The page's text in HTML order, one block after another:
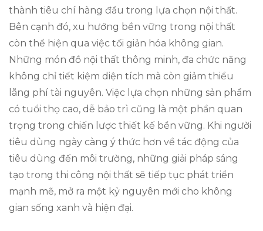
thành tiêu chí hàng đầu trong lựa chọn nội thất.
Bên cạnh đó, xu hướng bền vững trong nội thất
còn thể hiện qua việc tối giản hóa không gian.
Những món đồ nội thất thông minh, đa chức năng
không chỉ tiết kiệm diện tích mà còn giảm thiểu
lãng phí tài nguyên. Việc lựa chọn những sản phẩm
có tuổi thọ cao, dễ bảo trì cũng là một phần quan
trọng trong chiến lược thiết kế bền vững. Khi người
tiêu dùng ngày càng ý thức hơn về tác động của
tiêu dùng đến môi trường, những giải pháp sáng
tạo trong thi công nội thất sẽ tiếp tục phát triển
mạnh mẽ, mở ra một kỷ nguyên mới cho không
gian sống xanh và hiện đại.